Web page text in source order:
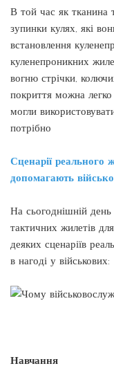
В той час як тканина
зупинки кулях, які
встановлення
куленепроникних
вогню стрічки,
покриття можна легко
могли
потрібно
Сценарії реального
допомагають
На сьогоднішній
тактичних жилетів
деяких сценаріїв
в нагоді у військових:
Навчання